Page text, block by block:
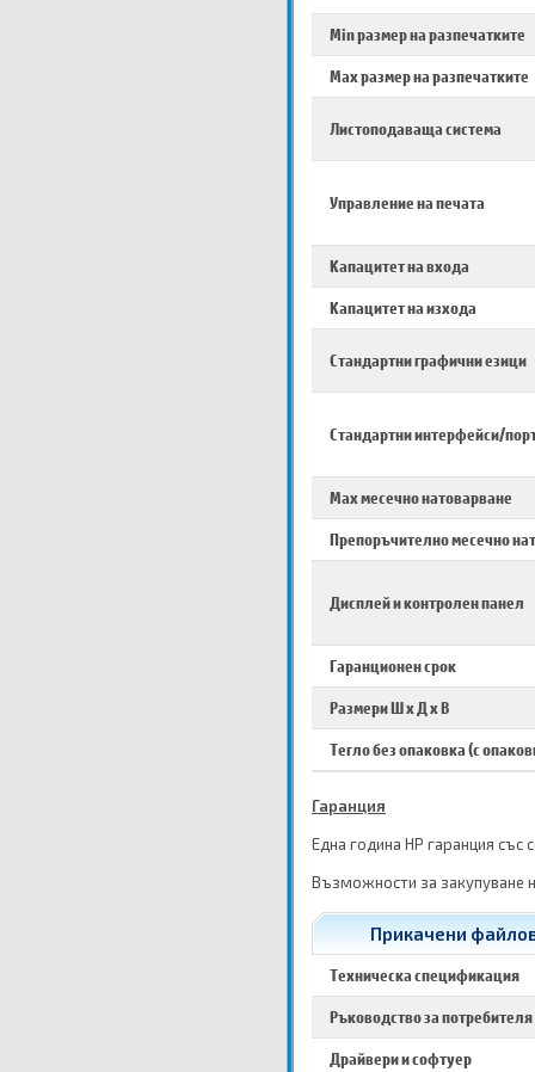
Min размер на разпечатките
Max размер на разпечатките
Листоподаваща система
Управление на печата
Капацитет на входа
Капацитет на изхода
Стандартни графични езици
Стандартни интерфейси/
Max месечно натоварване
Препоръчително месечно
Дисплей и контролен панел
Гаранционен срок
Размери Ш х Д х В
Тегло без опаковка (с
Гаранция
Една година HP гаранция със
Възможности за закупуване
Прикачени
Техническа спецификация
Ръководство за потребителя
Драйвери и софтуер